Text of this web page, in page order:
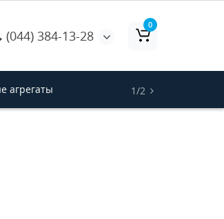
(044) 384-13-28
0
агрегаты 1/2